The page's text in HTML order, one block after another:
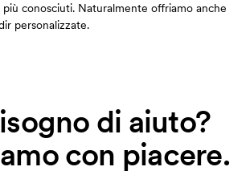
conosciuti. Naturalmente offriamo anche
personalizzate.
di aiuto?
con piacere.